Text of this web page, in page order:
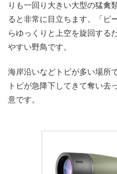
りも一回り大きい大型の猛禽
ると非常に目立ちます。「ピ
らゆっくりと上空を旋回する
やすい野鳥です。
海岸沿いなどトビが多い場所
トビが急降下してきて奪い去
意です。